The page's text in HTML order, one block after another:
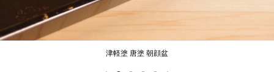
津軽塗 唐塗 朝顔盆